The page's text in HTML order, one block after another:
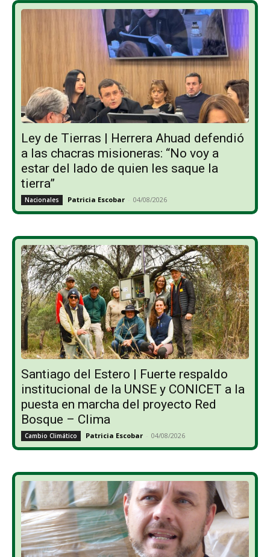
Ley de Tierras | Herrera Ahuad defendió
a las chacras misioneras: “No voy a
estar del lado de quien les saque la
tierra”
Nacionales Patricia Escobar - 04/08/2026
Santiago del Estero | Fuerte respaldo
institucional de la UNSE y CONICET a la
puesta en marcha del proyecto Red
Bosque – Clima
Cambio Climático Patricia Escobar - 04/08/2026